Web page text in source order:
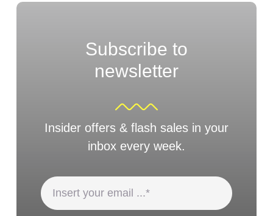
Subscribe to
newsletter
Insider offers & flash sales in your
inbox every week.